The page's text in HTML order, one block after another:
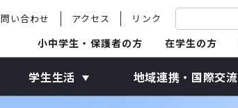
い合わせ アクセス リンク
小中学生・保護者の方 在学生の方
学生生活 地域連携・国際交流